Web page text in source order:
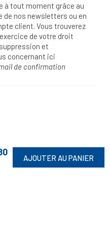
AJOUTER AU PANIER
à tout moment grâce au
de nos newsletters ou en
client. Vous trouverez
de votre droit
et
concernant ici
de confirmation